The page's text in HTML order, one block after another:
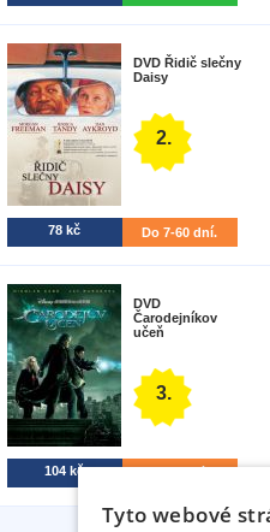
DVD Řidič slečny
Daisy
2.
78 kč Do 7-60 dní.
DVD
Čarodejníkov
učeň
3.
104 kč
Tyto webové